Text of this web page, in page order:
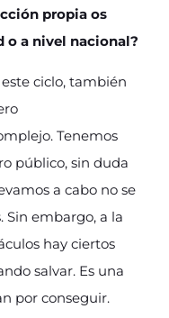
propia os
o a nivel nacional?
ciclo, también
Tenemos
público, sin duda
a cabo no se
Sin embargo, a la
hay ciertos
salvar. Es una
por conseguir.